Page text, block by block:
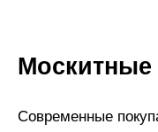
Москитные
Современные